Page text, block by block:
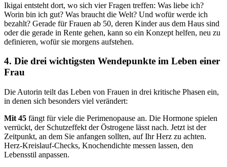
Ikigai entsteht dort, wo sich vier Fragen treffen: Was liebe ich?
Worin bin ich gut? Was braucht die Welt? Und wofür werde ich
bezahlt? Gerade für Frauen ab 50, deren Kinder aus dem Haus sind
oder die gerade in Rente gehen, kann so ein Konzept helfen, neu zu
definieren, wofür sie morgens aufstehen.
4. Die drei wichtigsten Wendepunkte im Leben einer
Frau
Die Autorin teilt das Leben von Frauen in drei kritische Phasen ein,
in denen sich besonders viel verändert:
Mit 45 fängt für viele die Perimenopause an. Die Hormone spielen
verrückt, der Schutzeffekt der Östrogene lässt nach. Jetzt ist der
Zeitpunkt, an dem Sie anfangen sollten, auf Ihr Herz zu achten.
Herz-Kreislauf-Checks, Knochendichte messen lassen, den
Lebensstil anpassen.